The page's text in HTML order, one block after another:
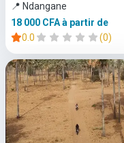
📍 Ndangane
18 000 CFAà partir de
0.0
(0)